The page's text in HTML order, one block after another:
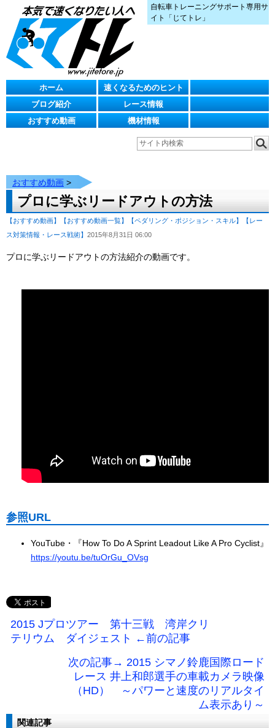
自転車トレーニングサポート専用サ
イト「じてトレ」
ホーム
速くなるためのヒント
ブログ紹介
レース情報
おすすめ動画
機材情報
おすすめ動画 >
プロに学ぶリードアウトの方法
【おすすめ動画】 【おすすめ動画一覧】 【ペダリング・ポジション・スキル】
【レー
ス対策情報・レース戦術】 2015年8月31日 06:00
プロに学ぶリードアウトの方法紹介の動画です。
参照URL
YouTube・『How To Do A Sprint Leadout Like A Pro Cyclist』
https://youtu.be/tuOrGu_OVsg
2015 Jプロツアー 第十三戦 湾岸クリ
テリウム ダイジェスト ←前の記事
次の記事→ 2015 シマノ鈴鹿国際ロード
レース 井上和郎選手の車載カメラ映像
（HD） ～パワーと速度のリアルタイ
ム表示あり～
関連記事